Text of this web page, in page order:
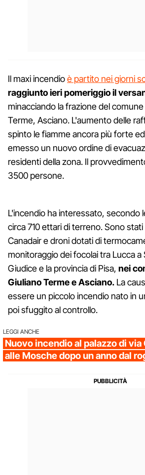
Il maxi incendioè partito nei giorni
raggiunto ieri pomeriggio il
minacciando la frazione del
Terme, Asciano. L'aumento delle
spinto le fiamme ancora più forte
emesso un nuovo ordine di
residenti della zona. Il
3500 persone.
L'incendio ha interessato, secondo
circa 710 ettari di terreno. Sono
Canadair e droni dotati di
monitoraggio dei focolai tra Lucca a
Giudice e la provincia di Pisa, nei
Giuliano Terme e Asciano. La
essere un piccolo incendio nato in
poi sfuggito al controllo.
LEGGI ANCHE
Nuovo incendio al palazzo di
alle Mosche dopo un anno dal